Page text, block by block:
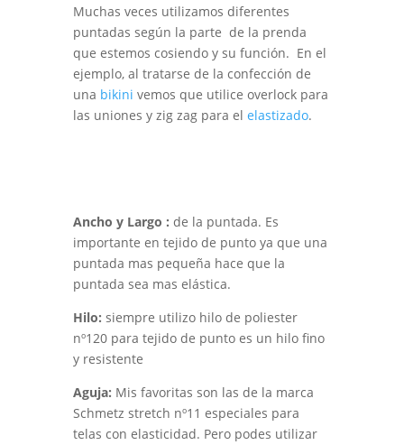
Muchas veces utilizamos diferentes
puntadas según la parte de la prenda
que estemos cosiendo y su función. En el
ejemplo, al tratarse de la confección de
una bikini vemos que utilice overlock para
las uniones y zig zag para el elastizado.
Ancho y Largo : de la puntada. Es
importante en tejido de punto ya que una
puntada mas pequeña hace que la
puntada sea mas elástica.
Hilo: siempre utilizo hilo de poliester
nº120 para tejido de punto es un hilo fino
y resistente
Aguja: Mis favoritas son las de la marca
Schmetz stretch nº11 especiales para
telas con elasticidad. Pero podes utilizar